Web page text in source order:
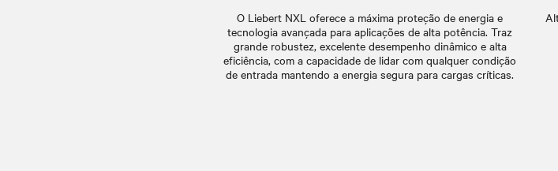
O Liebert NXL oferece a máxima proteção de energia e
tecnologia avançada para aplicações de alta potência. Traz
grande robustez, excelente desempenho dinâmico e alta
eficiência, com a capacidade de lidar com qualquer condição
de entrada mantendo a energia segura para cargas críticas.